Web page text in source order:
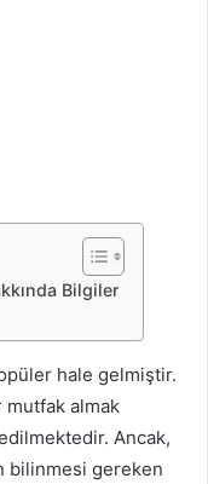
Bilgiler
hale gelmiştir.
mutfak almak
Ancak,
bilinmesi gereken